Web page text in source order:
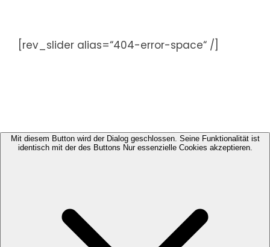
springen[rev_slider alias=“404-error-space“ /]
Mit diesem Button wird der Dialog geschlossen. Seine Funktionalität ist
identisch mit der des Buttons Nur essenzielle Cookies akzeptieren.